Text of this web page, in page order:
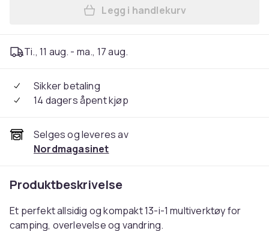
Legg Multiverktøy 13-i-1 -
Legg i handlekurv
Ti., 11 aug. - ma., 17 aug.
Sikker betaling
14 dagers åpent kjøp
Selges og leveres av
Nordmagasinet
Produktbeskrivelse
Et perfekt allsidig og kompakt 13-i-1 multiverktøy for
camping, overlevelse og vandring.